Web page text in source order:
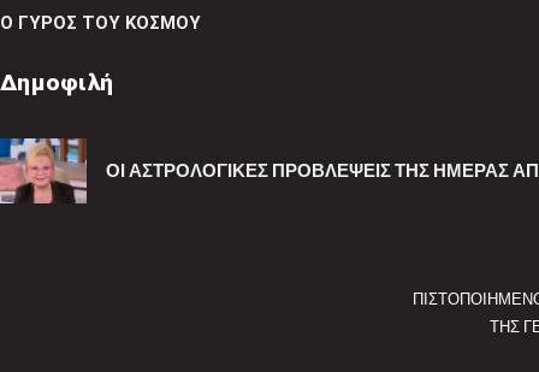
Ο ΓΥΡΟΣ ΤΟΥ ΚΟΣΜΟΥ
Δημοφιλή
ΟΙ ΑΣΤΡΟΛΟΓΙΚΈΣ ΠΡΟΒΛΈΨΕΙΣ ΤΗΣ ΗΜΈΡΑΣ
ΤΗΣ